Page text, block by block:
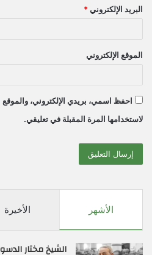
البريد الإلكتروني *
الموقع الإلكتروني
احفظ اسمي، بريدي الإلكتروني، والموقع
لاستخدامها المرة المقبلة في تعليقي.
الأشهر الأخيرة
الشيخ مختار